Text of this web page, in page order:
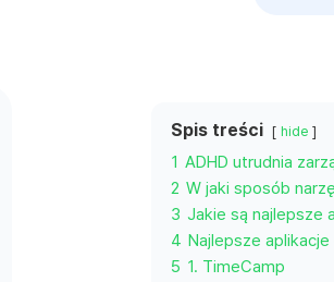
Spis treści hide
1 ADHD utrudnia
2 W jaki sposób
3 Jakie są najlepsze
4 Najlepsze
5 1. TimeCamp